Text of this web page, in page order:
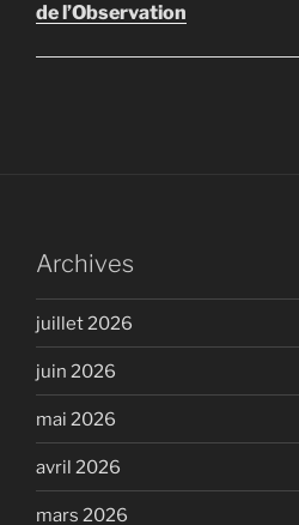
de l’Observation
Archives
juillet 2026
juin 2026
mai 2026
avril 2026
mars 2026